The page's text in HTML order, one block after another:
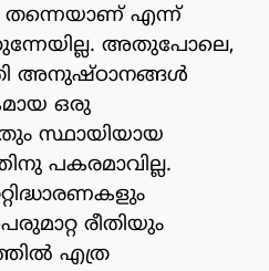
തന്നെയാണ് എന്ന്
അതുപോലെ,
അനുഷ്ഠാനങ്ങള്‍
ഒരു
സ്ഥായിയായ
പകരമാവില്ല.
രീതിയും
എത്ര